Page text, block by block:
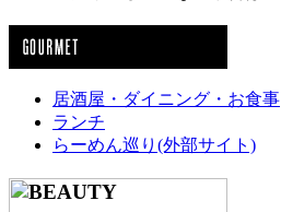
居酒屋・ダイニング・お食事
ランチ
らーめん巡り(外部サイト)